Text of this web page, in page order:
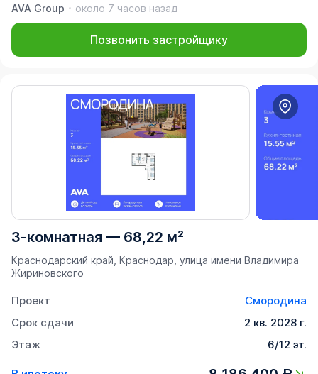
AVA Group
около 7 часов назад
Позвонить застройщику
3-комнатная — 68,22 м²
Краснодарский край, Краснодар, улица имени Владимира
Жириновского
Проект
Смородина
Срок сдачи
2 кв. 2028 г.
Этаж
6/12 эт.